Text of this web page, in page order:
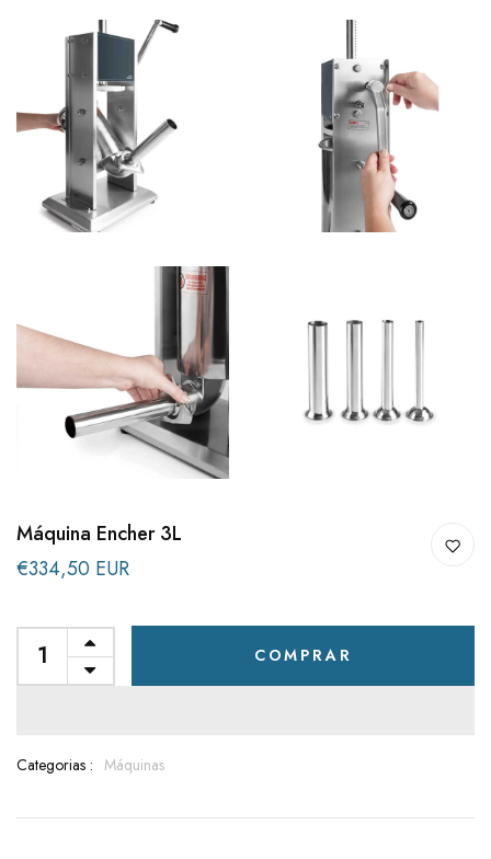
Máquina Encher 3L
€334,50 EUR
COMPRAR
Categorias : Máquinas